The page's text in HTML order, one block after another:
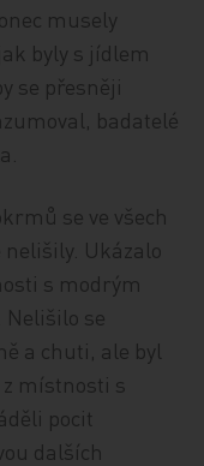
musely
byly s jídlem
se přesněji
badatelé
se ve všech
Ukázalo
s modrým
se
a chuti, ale byl
místnosti s
pocit
dalších